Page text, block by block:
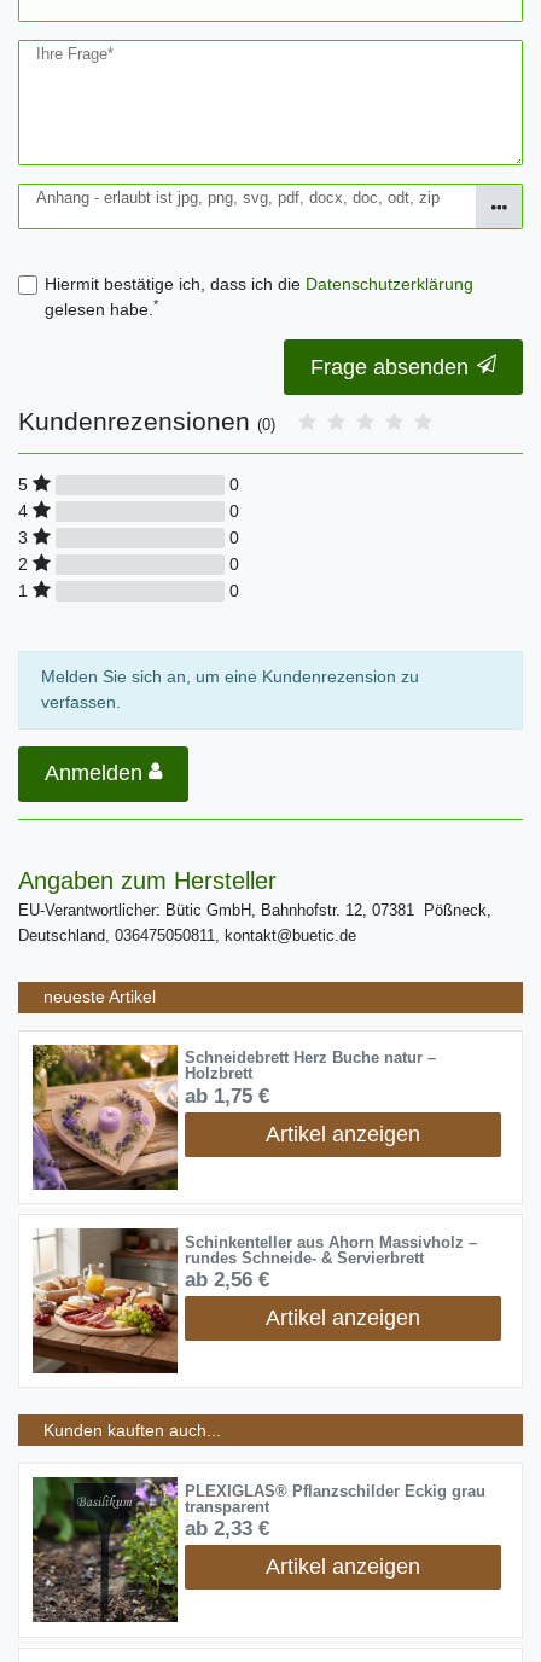
Ihre Frage*
Anhang - erlaubt ist jpg, png, svg, pdf, docx, doc, odt, zip
Hiermit bestätige ich, dass ich die Daten­schutz­erklärung
gelesen habe.*
Frage absenden
Kundenrezensionen (0)
5
0
4
0
3
0
2
0
1
0
Melden Sie sich an, um eine Kundenrezension zu
verfassen.
Anmelden
Angaben zum Hersteller
EU-Verantwortlicher: Bütic GmbH, Bahnhofstr. 12, 07381 Pößneck,
Deutschland, 036475050811, kontakt@buetic.de
neueste Artikel
Schneidebrett Herz Buche natur –
Holzbrett
ab 1,75 €
Artikel anzeigen
Schinkenteller aus Ahorn Massivholz –
rundes Schneide- & Servierbrett
ab 2,56 €
Artikel anzeigen
Kunden kauften auch...
PLEXIGLAS® Pflanzschilder Eckig grau
transparent
ab 2,33 €
Artikel anzeigen